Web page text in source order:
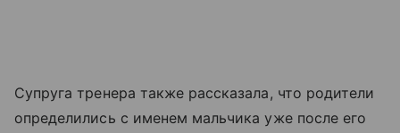
Супруга тренера также рассказала, что родители
определились с именем мальчика уже после его